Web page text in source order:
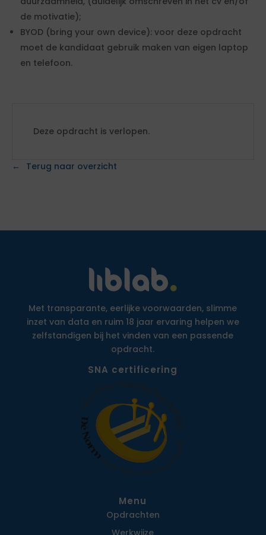
de motivatie);
BYOD (bring your own device): voor deze opdracht
moet de kandidaat gebruik maken van eigen laptop
en telefoon.
Deze opdracht is verlopen.
Terug naar overzicht
Met transparante, eerlijke voorwaarden, slimme
inzet van data en ruim 18 jaar ervaring helpen we
zelfstandigen bij het vinden van een passende
opdracht.
SNA certificering
Menu
Opdrachten